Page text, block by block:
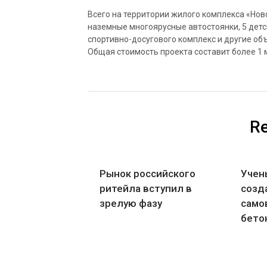
Всего на территории жилого комплекса
наземные многоярусные автостоянки, 5
спортивно-досугового комплекс и другие
Общая стоимость проекта составит более 1
Рынок российского
ритейла вступил в
зрелую фазу